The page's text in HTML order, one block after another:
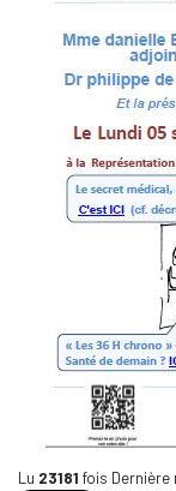
Lu 23181 fois Dernière